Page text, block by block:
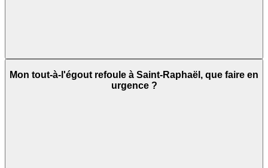
Mon tout-à-l'égout refoule à Saint-Raphaël, que faire en
urgence ?